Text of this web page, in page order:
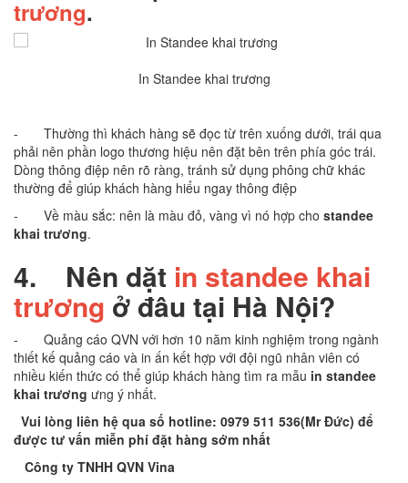
trương.
In Standee khai trương
- Thường thì khách hàng sẽ đọc từ trên xuống dưới, trái qua
phải nên phần logo thương hiệu nên đặt bên trên phía góc trái.
Dòng thông điệp nên rõ ràng, tránh sử dụng phông chữ khác
thường để giúp khách hàng hiểu ngay thông điệp
- Về màu sắc: nên là màu đỏ, vàng vì nó hợp cho standee
khai trương.
4. Nên dặt in standee khai
trương ở đâu tại Hà Nội?
- Quảng cáo QVN với hơn 10 năm kinh nghiệm trong ngành
thiết kế quảng cáo và in ấn kết hợp với đội ngũ nhân viên có
nhiều kiến thức có thể giúp khách hàng tìm ra mẫu in standee
khai trương ưng ý nhất.
Vui lòng liên hệ qua số hotline: 0979 511 536(Mr Đức) để
được tư vấn miễn phí đặt hàng sớm nhất
Công ty TNHH QVN Vina